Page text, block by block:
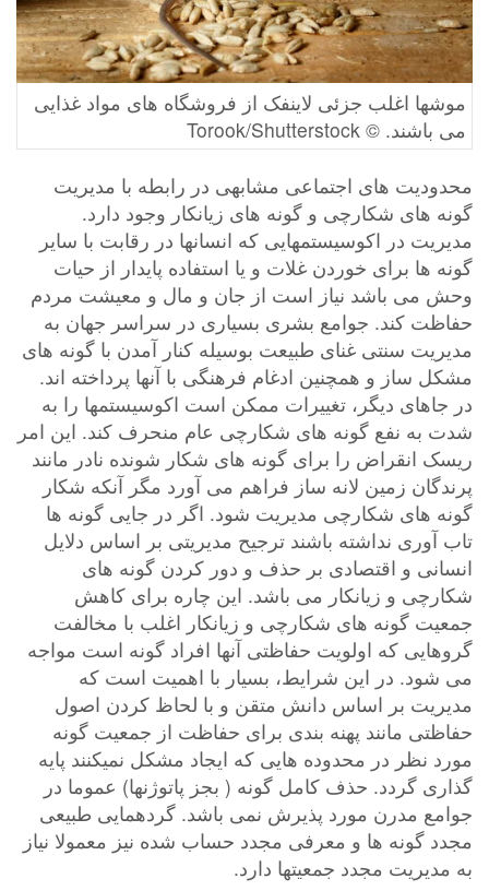
موشها اغلب جزئی لاینفک از فروشگاه های مواد غذایی
می باشند. © Torook/Shutterstock
محدودیت های اجتماعی مشابهی در رابطه با مدیریت
گونه های شکارچی و گونه های زیانکار وجود دارد.
مدیریت در اکوسیستمهایی که انسانها در رقابت با سایر
گونه ها برای خوردن غلات و یا استفاده پایدار از حیات
وحش می باشد نیاز است از جان و مال و معیشت مردم
حفاظت کند. جوامع بشری بسیاری در سراسر جهان به
مدیریت سنتی غنای طبیعت بوسیله کنار آمدن با گونه های
مشکل ساز و همچنین ادغام فرهنگی با آنها پرداخته اند.
در جاهای دیگر، تغییرات ممکن است اکوسیستمها را به
شدت به نفع گونه های شکارچی عام منحرف کند. این امر
ریسک انقراض را برای گونه های شکار شونده نادر مانند
پرندگان زمین لانه ساز فراهم می آورد مگر آنکه شکار
گونه های شکارچی مدیریت شود. اگر در جایی گونه ها
تاب آوری نداشته باشند ترجیح مدیریتی بر اساس دلایل
انسانی و اقتصادی بر حذف و دور کردن گونه های
شکارچی و زیانکار می باشد. این چاره برای کاهش
جمعیت گونه های شکارچی و زیانکار اغلب با مخالفت
گروهایی که اولویت حفاظتی آنها افراد گونه است مواجه
می شود. در این شرایط، بسیار با اهمیت است که
مدیریت بر اساس دانش متقن و با لحاظ کردن اصول
حفاظتی مانند پهنه بندی برای حفاظت از جمعیت گونه
مورد نظر در محدوده هایی که ایجاد مشکل نمیکنند پایه
گذاری گردد. حذف کامل گونه ( بجز پاتوژنها) عموما در
جوامع مدرن مورد پذیرش نمی باشد. گردهمایی طبیعی
مجدد گونه ها و معرفی مجدد حساب شده نیز معمولا نیاز
به مدیریت مجدد جمعیتها دارد.